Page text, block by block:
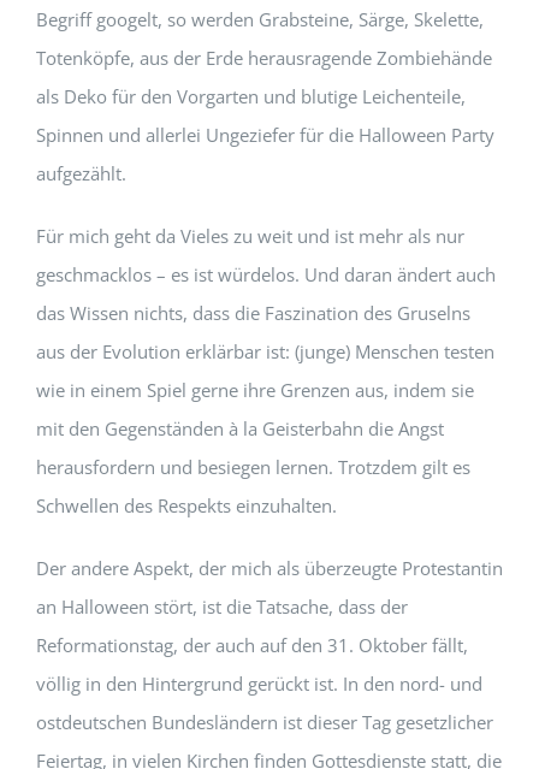
Begriff googelt, so werden Grabsteine, Särge, Skelette,
Totenköpfe, aus der Erde herausragende Zombiehände
als Deko für den Vorgarten und blutige Leichenteile,
Spinnen und allerlei Ungeziefer für die Halloween Party
aufgezählt.
Für mich geht da Vieles zu weit und ist mehr als nur
geschmacklos – es ist würdelos. Und daran ändert auch
das Wissen nichts, dass die Faszination des Gruselns
aus der Evolution erklärbar ist: (junge) Menschen testen
wie in einem Spiel gerne ihre Grenzen aus, indem sie
mit den Gegenständen à la Geisterbahn die Angst
herausfordern und besiegen lernen. Trotzdem gilt es
Schwellen des Respekts einzuhalten.
Der andere Aspekt, der mich als überzeugte Protestantin
an Halloween stört, ist die Tatsache, dass der
Reformationstag, der auch auf den 31. Oktober fällt,
völlig in den Hintergrund gerückt ist. In den nord- und
ostdeutschen Bundesländern ist dieser Tag gesetzlicher
Feiertag, in vielen Kirchen finden Gottesdienste statt, die